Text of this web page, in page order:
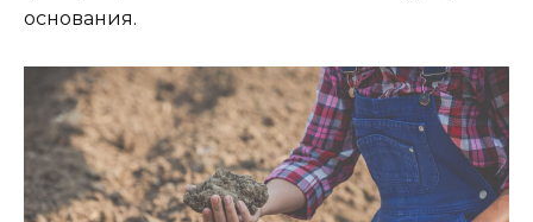
основания.